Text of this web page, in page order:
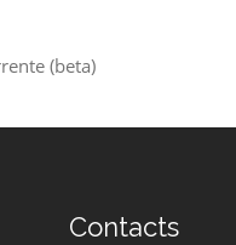
(beta)
Contacts